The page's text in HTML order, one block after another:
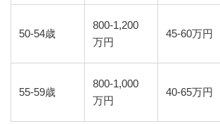
50-54歳
800-1,200
万円
45-60万円
55-59歳
800-1,000
万円
40-65万円